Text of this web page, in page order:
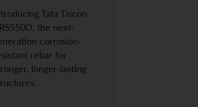
Tata Tiscon
the next-
corrosion-
rebar for
longer-lasting